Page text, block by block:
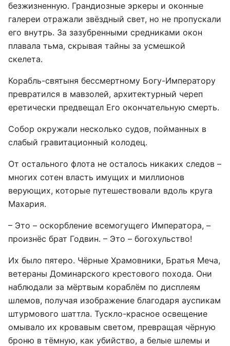
безжизненную. Грандиозные эркеры и оконные
галереи отражали звёздный свет, но не пропускали
его внутрь. За зазубренными средниками окон
плавала тьма, скрывая тайны за усмешкой
скелета.
Корабль-святыня бессмертному Богу-Императору
превратился в мавзолей, архитектурный череп
еретически предвещал Его окончательную смерть.
Собор окружали несколько судов, пойманных в
слабый гравитационный колодец.
От остального флота не осталось никаких следов –
многих сотен власть имущих и миллионов
верующих, которые путешествовали вдоль круга
Махария.
– Это – оскорбление всемогущего Императора, –
произнёс брат Годвин. – Это – богохульство!
Их было пятеро. Чёрные Храмовники, Братья Меча,
ветераны Доминарского крестового похода. Они
наблюдали за мёртвым кораблём по дисплеям
шлемов, получая изображение благодаря ауспикам
штурмового шаттла. Тускло-красное освещение
омывало их кровавым светом, превращая чёрную
броню в тёмную, как убийство, а белые шлемы и